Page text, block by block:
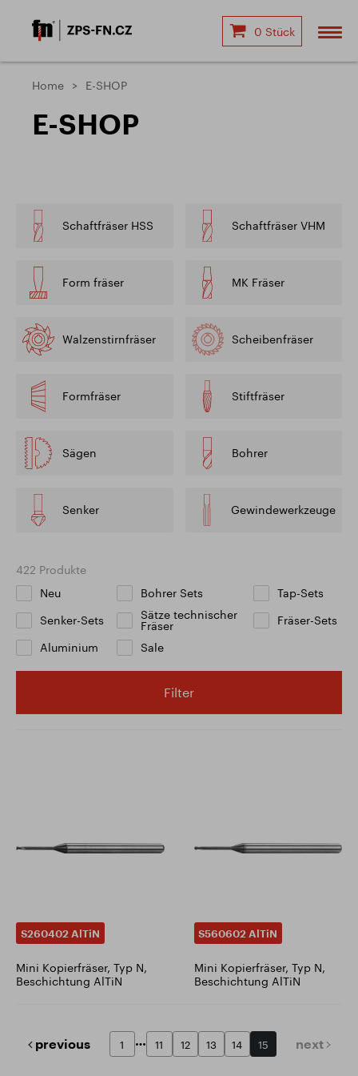
0 Stück
Home E-SHOP
E-SHOP
Schaftfräser HSS Schaftfräser VHM
Form fräser MK Fräser
Walzenstirnfräser Scheibenfräser
Formfräser Stiftfräser
Sägen Bohrer
Senker Gewindewerkzeuge
422 Produkte
Neu
Bohrer Sets
Tap-Sets
Senker-Sets
Sätze technischer
Fräser
Fräser-Sets
Aluminium
Sale
Filter
S260402 AlTiN
Mini Kopierfräser, Typ N,
Beschichtung AlTiN
S560602 AlTiN
Mini Kopierfräser, Typ N,
Beschichtung AlTiN
previous 1 11 12 13 14 15 next